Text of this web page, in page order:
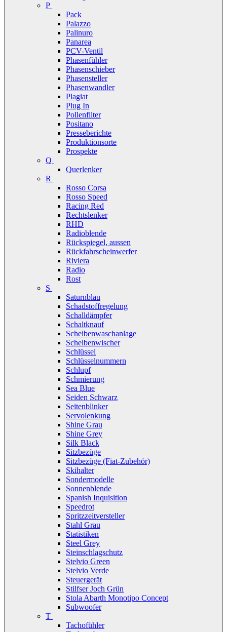
P
Pack
Palazzo
Palinuro
Panarea
PCV-Ventil
Phasenfühler
Phasenschieber
Phasensteller
Phasenwandler
Plagiat
Plug In
Pollenfilter
Positano
Presseberichte
Produktionsorte
Prospekte
Q
Querlenker
R
Rosso Corsa
Rosso Speed
Racing Red
Rechtslenker
RHD
Radioblende
Rückspiegel, aussen
Rückfahrscheinwerfer
Riviera
Radio
Rost
S
Saturnblau
Schadstoffregelung
Schalldämpfer
Schaltknauf
Scheibenwaschanlage
Scheibenwischer
Schlüssel
Schlüsselnummern
Schlupf
Schmierung
Sea Blue
Seiden Schwarz
Seitenblinker
Servolenkung
Shine Grau
Shine Grey
Silk Black
Sitzbezüge
Sitzbezüge (Fiat-Zubehör)
Skihalter
Sondermodelle
Sonnenblende
Spanish Inquisition
Speedrot
Spritzzeitversteller
Stahl Grau
Statistiken
Steel Grey
Steinschlagschutz
Stelvio Green
Stelvio Verde
Steuergerät
Stilfser Joch Grün
Stola Abarth Monotipo Concept
Subwoofer
T
Tachofühler